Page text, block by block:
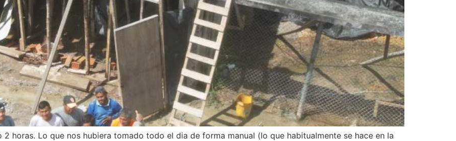
horas. Lo que nos hubiera tomado todo el dia de forma manual (lo que habitualmente se hace en la